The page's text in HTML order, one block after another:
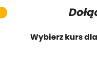
Wybierz kurs